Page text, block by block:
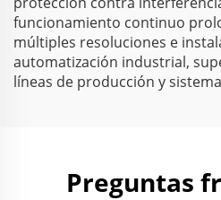
funcionamiento continuo
múltiples resoluciones e
automatización industrial,
líneas de producción y
Preguntas